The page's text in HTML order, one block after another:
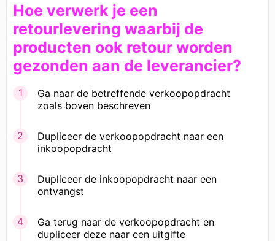
Hoe verwerk je een
retourlevering waarbij de
producten ook retour worden
gezonden aan de leverancier?
Ga naar de betreffende verkoopopdracht
zoals boven beschreven
Dupliceer de verkoopopdracht naar een
inkoopopdracht
Dupliceer de inkoopopdracht naar een
ontvangst
Ga terug naar de verkoopopdracht en
dupliceer deze naar een uitgifte